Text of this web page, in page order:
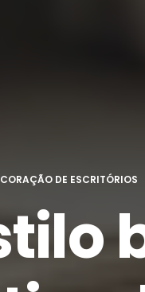
DE ESCRITÓRIOS